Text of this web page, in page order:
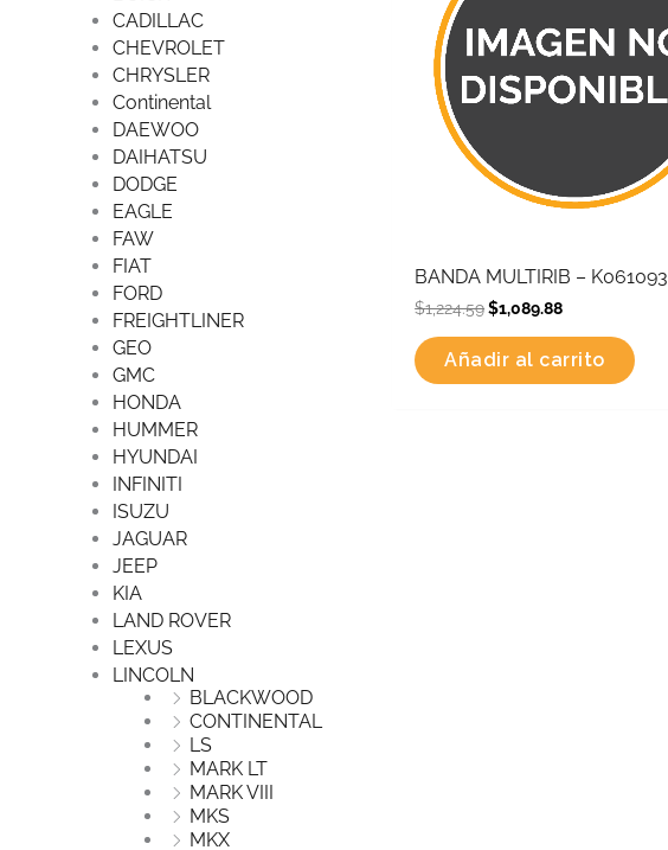
CADILLAC
CHEVROLET
CHRYSLER
Continental
DAEWOO
DAIHATSU
DODGE
EAGLE
FAW
FIAT
FORD
FREIGHTLINER
GEO
GMC
HONDA
HUMMER
HYUNDAI
INFINITI
ISUZU
JAGUAR
JEEP
KIA
LAND ROVER
LEXUS
LINCOLN
BLACKWOOD
CONTINENTAL
LS
MARK LT
MARK VIII
MKS
MKX
BANDA MULTIRIB – K061093
$1,224.59$1,089.88
Añadir al carrito